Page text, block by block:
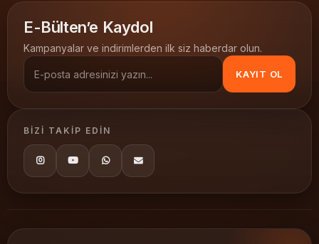
Endüstriyel Yüksek Çözünürlük
Godex Barkod Yazıcılar
E-Bülten’e Kaydol
Kampanyalar ve indirimlerden ilk siz haberdar olun.
KAYIT OL
BIZI TAKIP EDIN